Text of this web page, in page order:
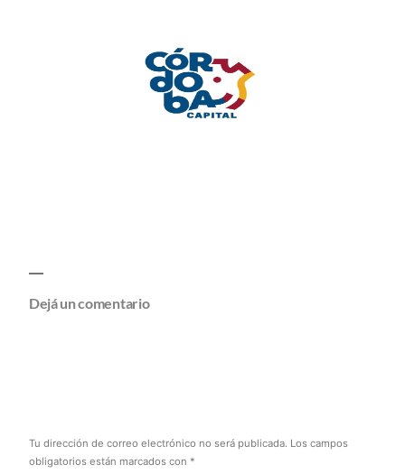
Dejá un comentario
Tu dirección de correo electrónico no será publicada. Los campos
obligatorios están marcados con *